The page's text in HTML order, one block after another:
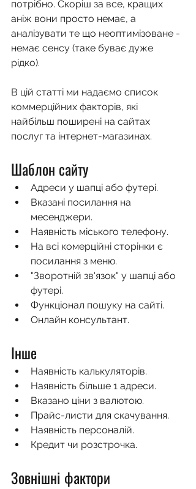
потрібно. Скоріш за все, кращих
аніж вони просто немає, а
аналізувати те що неоптимізоване -
немає сенсу (таке буває дуже
рідко).
В цій статті ми надаємо список
коммерційних факторів, які
найбільш поширені на сайтах
послуг та інтернет-магазинах.
Шаблон сайту
Адреси у шапці або футері.
Вказані посилання на
месенджери.
Наявність міського телефону.
На всі комерційні сторінки є
посилання з меню.
"Зворотній зв'язок" у шапці або
футері.
Функціонал пошуку на сайті.
Онлайн консультант.
Інше
Наявність калькуляторів.
Наявність більше 1 адреси.
Вказано ціни з валютою.
Прайс-листи для скачування.
Наявність персоналій.
Кредит чи розстрочка.
Зовнішні фактори